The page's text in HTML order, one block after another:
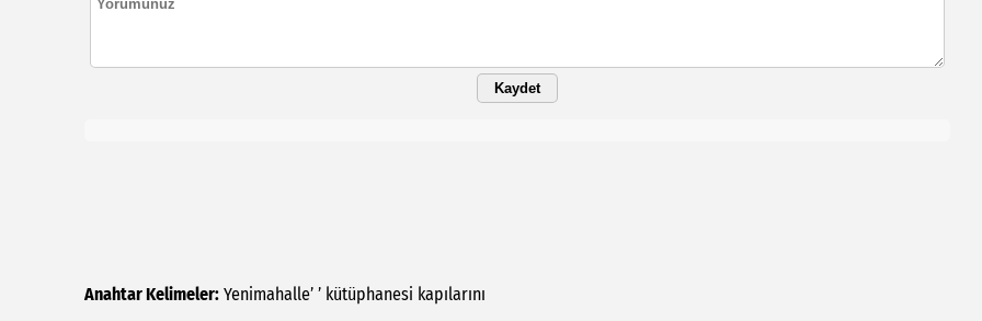
Kaydet
Anahtar Kelimeler: Yenimahalle’ ’ kütüphanesi kapılarını